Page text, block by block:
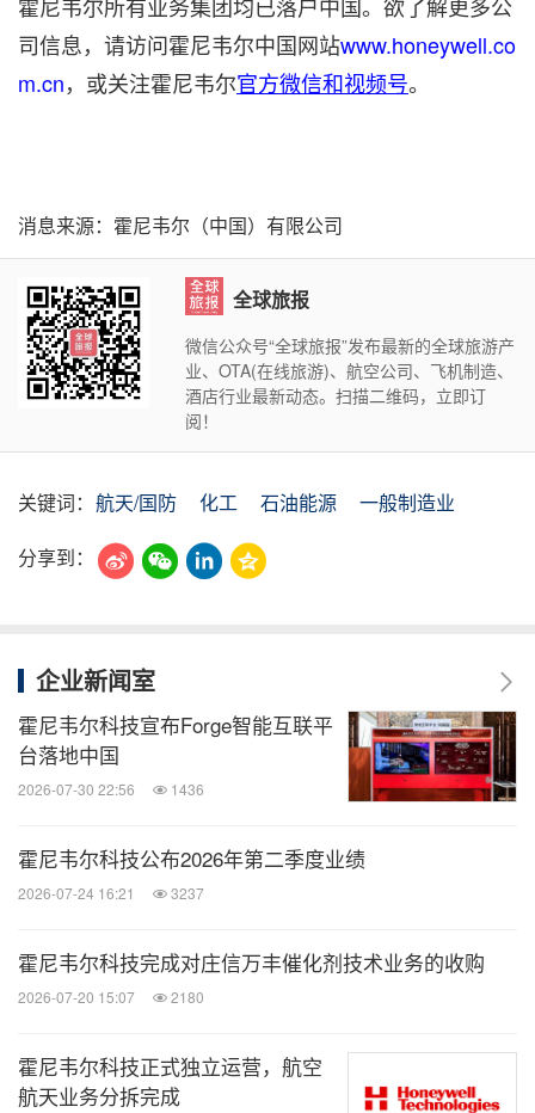
司信息，请访问霍尼韦尔中国网站www.honeywell.co
m.cn，或关注霍尼韦尔官方微信和视频号。
消息来源：霍尼韦尔（中国）有限公司
全球旅报
微信公众号“全球旅报”发布最新的全球旅游产
业、OTA(在线旅游)、航空公司、飞机制造、
酒店行业最新动态。扫描二维码，立即订
阅！
关键词： 航天/国防 化工 石油能源
一般制造业
分享到：
企业新闻室
霍尼韦尔科技宣布Forge智能互联平
台落地中国
2026-07-30 22:56 1436
霍尼韦尔科技公布2026年第二季度业绩
2026-07-24 16:21 3237
霍尼韦尔科技完成对庄信万丰催化剂技术业务的收购
2026-07-20 15:07 2180
霍尼韦尔科技正式独立运营，航空
航天业务分拆完成